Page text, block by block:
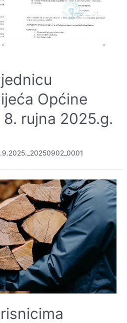
Općine
rujna 2025.g.